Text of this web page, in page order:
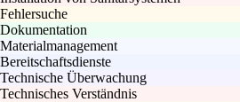
Fehlersuche
Dokumentation
Materialmanagement
Bereitschaftsdienste
Technische Überwachung
Technisches Verständnis